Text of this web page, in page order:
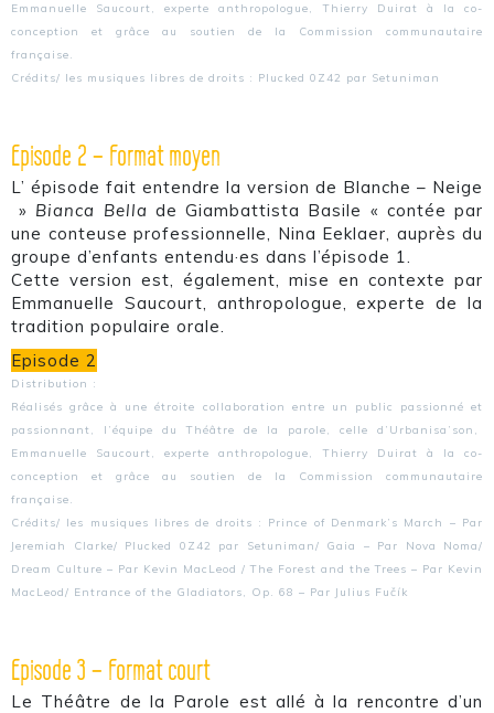
Emmanuelle Saucourt, experte anthropologue, Thierry Duirat à la co-
conception et grâce au soutien de la Commission communautaire
française.
Crédits/ les musiques libres de droits : Plucked 0Z42 par Setuniman
Episode 2 – Format moyen
L’ épisode fait entendre la version de Blanche – Neige
» Bianca Bella de Giambattista Basile « contée par
une conteuse professionnelle, Nina Eeklaer, auprès du
groupe d’enfants entendu·es dans l’épisode 1.
Cette version est, également, mise en contexte par
Emmanuelle Saucourt, anthropologue, experte de la
tradition populaire orale.
Episode 2
Distribution :
Réalisés grâce à une étroite collaboration entre un public passionné et
passionnant, l’équipe du Théâtre de la parole, celle d’Urbanisa’son,
Emmanuelle Saucourt, experte anthropologue, Thierry Duirat à la co-
conception et grâce au soutien de la Commission communautaire
française.
Crédits/ les musiques libres de droits : Prince of Denmark’s March – Par
Jeremiah Clarke/ Plucked 0Z42 par Setuniman/ Gaia – Par Nova Noma/
Dream Culture – Par Kevin MacLeod / The Forest and the Trees – Par Kevin
MacLeod/ Entrance of the Gladiators, Op. 68 – Par Julius Fučík
Episode 3 – Format court
Le Théâtre de la Parole est allé à la rencontre d’un